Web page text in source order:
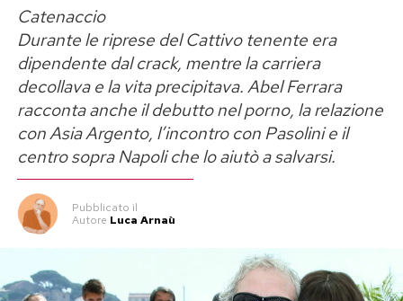
Catenaccio
Durante le riprese del Cattivo tenente era
dipendente dal crack, mentre la carriera
decollava e la vita precipitava. Abel Ferrara
racconta anche il debutto nel porno, la relazione
con Asia Argento, l’incontro con Pasolini e il
centro sopra Napoli che lo aiutò a salvarsi.
Pubblicato il
Autore Luca Arnaù